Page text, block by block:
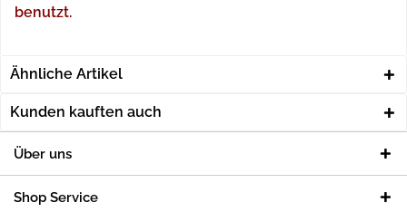
benutzt.
Ähnliche Artikel
Kunden kauften auch
Über uns
Shop Service